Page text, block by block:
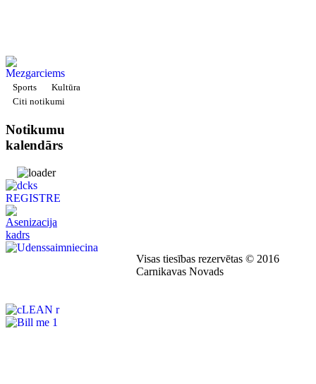
Sports
Kultūra
Citi notikumi
Notikumu
kalendārs
Visas tiesības rezervētas © 2016
Carnikavas Novads